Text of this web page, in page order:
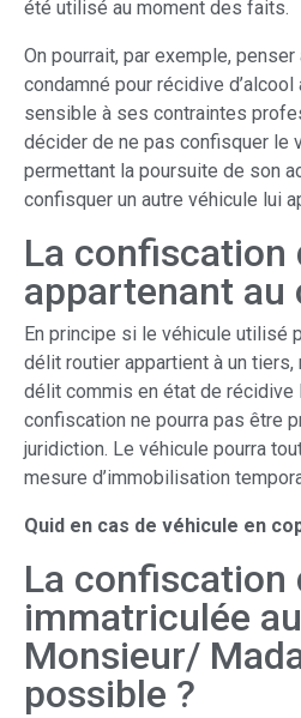
été utilisé au moment des faits.
On pourrait, par exemple, penser
condamné pour récidive
sensible à ses contraintes
décider de ne pas confisquer le
permettant la poursuite de son
confisquer un autre véhicule lui
La confiscation
appartenant au
En principe si le véhicule utilisé
délit routier appartient à un tiers,
délit commis en état de récidive
confiscation ne pourra pas être
juridiction. Le véhicule pourra
mesure d’immobilisation
Quid en cas de véhicule en
La confiscation
immatriculée
Monsieur/
possible ?